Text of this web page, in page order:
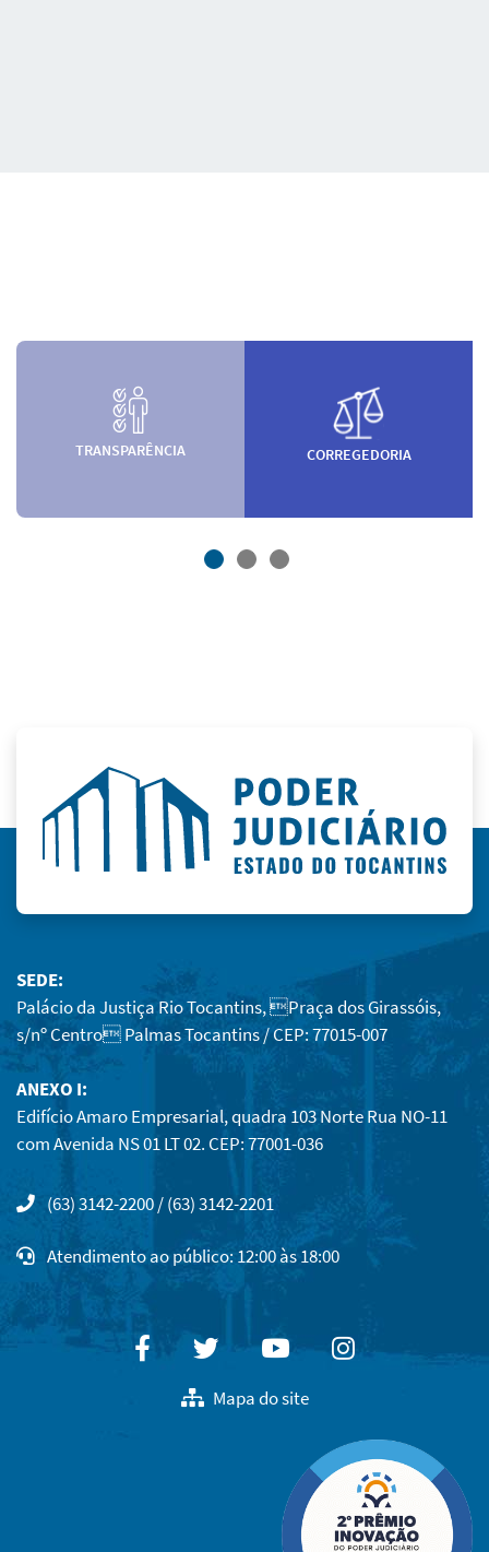
TRANSPARÊNCIA CORREGEDORIA
SEDE:
Palácio da Justiça Rio Tocantins, Praça dos Girassóis,
s/nº Centro Palmas Tocantins / CEP: 77015-007
ANEXO I:
Edifício Amaro Empresarial, quadra 103 Norte Rua NO-11
com Avenida NS 01 LT 02. CEP: 77001-036
(63) 3142-2200 / (63) 3142-2201
Atendimento ao público: 12:00 às 18:00
FacebookTwitterYoutubeInstagram
Mapa do site